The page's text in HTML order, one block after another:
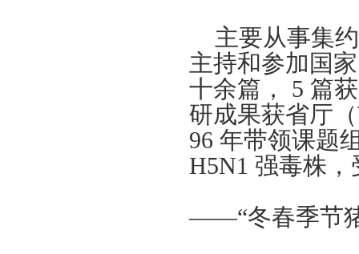
主要从事集约
主持和参加国
十余篇， 5 篇
研成果获省厅
96 年带领课题
H5N1 强毒株
——“冬春季节